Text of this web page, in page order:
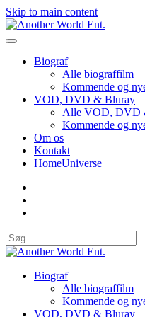
Skip to main content
Biograf
Alle biograffilm
Kommende og
VOD, DVD & Bluray
Alle VOD, DVD
Kommende og
Om os
Kontakt
HomeUniverse
Biograf
Alle biograffilm
Kommende og
VOD, DVD & Bluray